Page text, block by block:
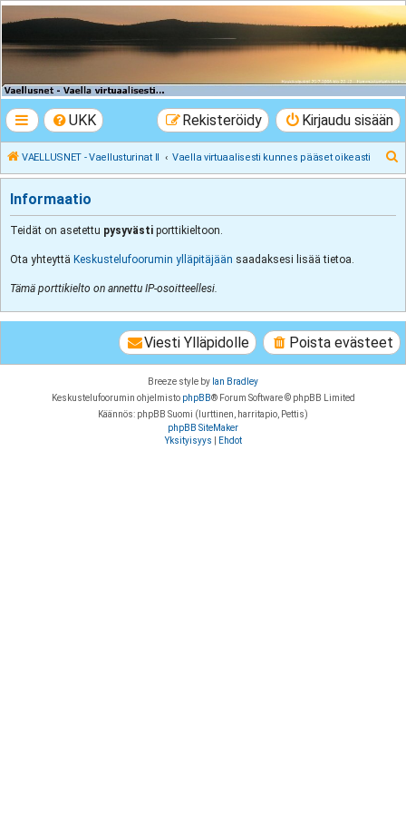
VAELLUSNET -
Vaellusturinat II
UKK Kirjaudu sisään
Rekisteröidy
VAELLUSNET - Vaellusturinat II Vaella virtuaalisesti kunnes pääset oikeasti
t
Informaatio
Teidät on asetettu pysyvästi porttikieltoon.
Ota yhteyttä Keskustelufoorumin ylläpitäjään saadaksesi lisää tietoa.
Tämä porttikielto on annettu IP-osoitteellesi.
Poista evästeet
Viesti Ylläpidolle
Breeze style by Ian Bradley
Keskustelufoorumin ohjelmisto phpBB® Forum Software © phpBB Limited
Käännös: phpBB Suomi (lurttinen, harritapio, Pettis)
phpBB SiteMaker
Yksityisyys
Ehdot